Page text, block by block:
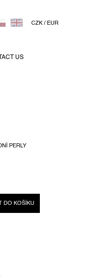
CZK / EUR
US
DO KOŠÍKU
PERLY